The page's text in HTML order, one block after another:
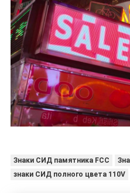
Знаки СИД памятника FCC
знаки СИД полного цвета 110V